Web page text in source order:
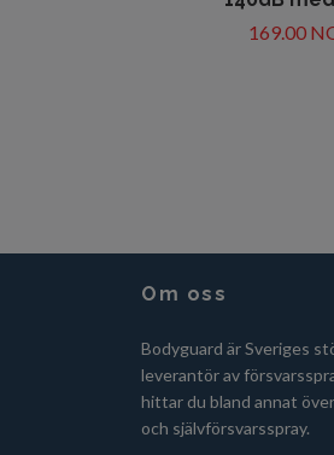
169.00
Om oss
Bodyguard är Sveriges
leverantör av
hittar du bland annat
och självförsvarsspray.